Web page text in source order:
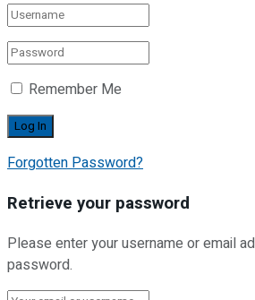
Remember Me
Forgotten Password?
Retrieve your password
Please enter your username or email
password.